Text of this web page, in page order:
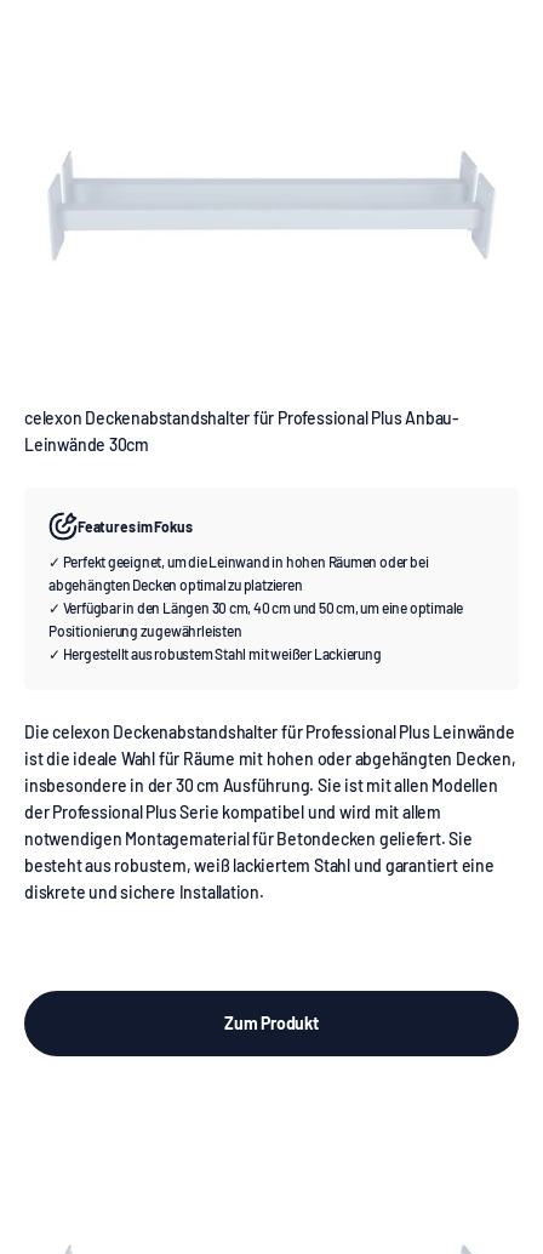
celexon Deckenabstandshalter für Professional Plus Anbau-
Leinwände 30cm
Features im Fokus
✓ Perfekt geeignet, um die Leinwand in hohen Räumen oder bei
abgehängten Decken optimal zu platzieren
✓ Verfügbar in den Längen 30 cm, 40 cm und 50 cm, um eine optimale
Positionierung zu gewährleisten
✓ Hergestellt aus robustem Stahl mit weißer Lackierung
Die celexon Deckenabstandshalter für Professional Plus Leinwände
ist die ideale Wahl für Räume mit hohen oder abgehängten Decken,
insbesondere in der 30 cm Ausführung. Sie ist mit allen Modellen
der Professional Plus Serie kompatibel und wird mit allem
notwendigen Montagematerial für Betondecken geliefert. Sie
besteht aus robustem, weiß lackiertem Stahl und garantiert eine
diskrete und sichere Installation.
Zum Produkt